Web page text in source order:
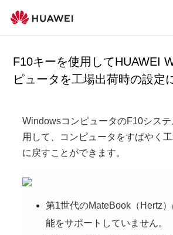
F10キーを使用してHUAWEI
ピュータを工場出荷時の設定
WindowsコンピュータのF10シス
用して、コンピュータをすばやく
に戻すことができます。
第1世代のMateBook（Hertz
能をサポートしていません。